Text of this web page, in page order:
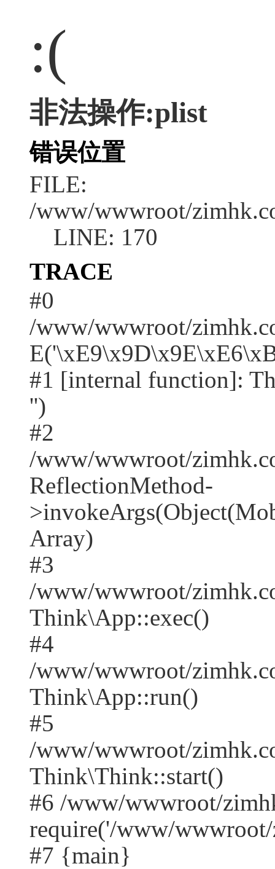
:(
非法操作:plist
错误位置
FILE:
/www/wwwroot/
LINE: 170
TRACE
#0
/www/wwwroot/
#1 [internal function]:
'')
#2
/www/wwwroot/
ReflectionMethod-
Array)
#3
/www/wwwroot/
Think\App::exec()
#4
/www/wwwroot/
Think\App::run()
#5
/www/wwwroot/
Think\Think::start()
#6 /www/wwwroot/
require('/www/
#7 {main}